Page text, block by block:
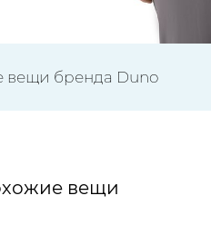
вещи бренда Duno
вещи